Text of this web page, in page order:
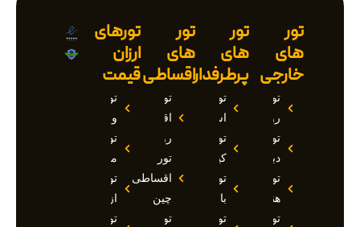
تور
های
خارجی
تور
روسیه
تور
دبی
تور
هند
تور
تور
های
پرطرفدار
تور
استانبول
تور
کیش
تور
بالی
تور
تور
های
اقساطی
تور
اقساطی
روسیه
تور
اقساطی
چین
تور
تورهای
ارزان
قیمت
تور
وان
تور
مارماریس
تور
ازمیر
تور